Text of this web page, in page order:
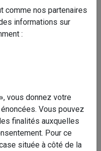
comme nos partenaires
informations sur
:
vous donnez votre
Vous pouvez
finalités auxquelles
Pour ce
située à côté de la
mois, conformément
de
site
de la session afin
de la navigation sur
saisies dans les